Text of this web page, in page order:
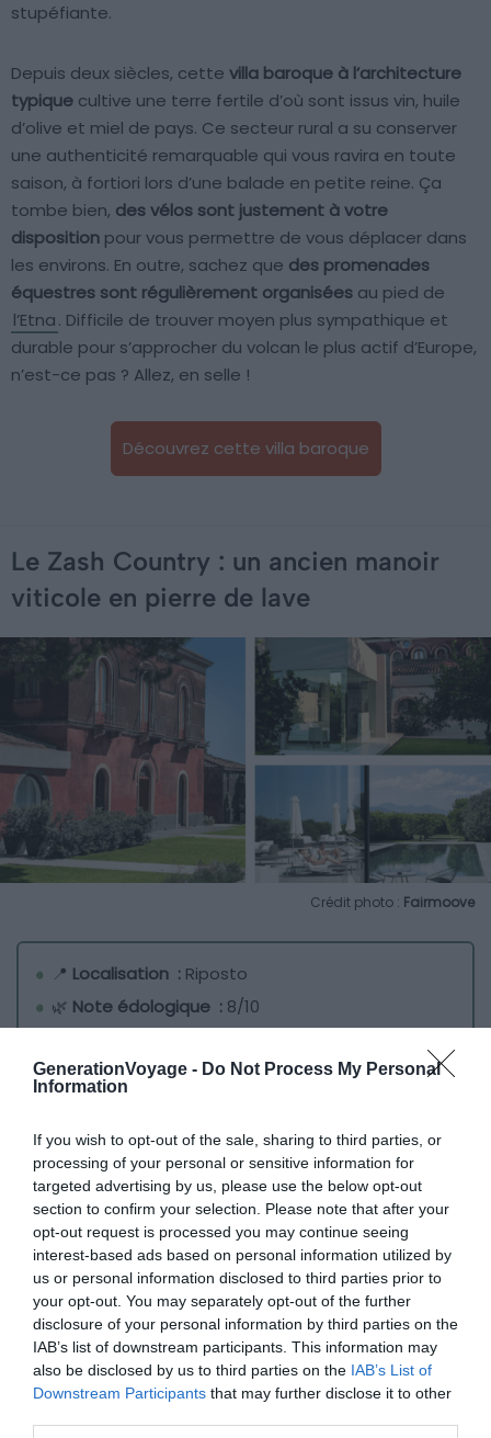
GenerationVoyage - Do Not Process My Personal
Information
If you wish to opt-out of the sale, sharing to third parties, or
processing of your personal or sensitive information for
targeted advertising by us, please use the below opt-out
section to confirm your selection. Please note that after your
opt-out request is processed you may continue seeing
interest-based ads based on personal information utilized by
us or personal information disclosed to third parties prior to
your opt-out. You may separately opt-out of the further
disclosure of your personal information by third parties on the
IAB’s list of downstream participants. This information may
also be disclosed by us to third parties on the IAB’s List of
Downstream Participants that may further disclose it to other
stupéfiante.
Depuis deux siècles, cette villa baroque à l’architecture
typique cultive une terre fertile d’où sont issus vin, huile
d’olive et miel de pays. Ce secteur rural a su conserver
une authenticité remarquable qui vous ravira en toute
saison, à fortiori lors d’une balade en petite reine. Ça
tombe bien, des vélos sont justement à votre
disposition pour vous permettre de vous déplacer dans
les environs. En outre, sachez que des promenades
équestres sont régulièrement organisées au pied de
l’Etna. Difficile de trouver moyen plus sympathique et
durable pour s’approcher du volcan le plus actif d’Europe,
n’est-ce pas ? Allez, en selle !
Découvrez cette villa baroque
Le Zash Country : un ancien manoir
viticole en pierre de lave
Crédit photo : Fairmoove
📍 Localisation : Riposto
🌿 Note édologique : 8/10
des champs environnants
Le Zash Country est un ancien chai des années 1930
transformé en boutique-hôtel de luxe. Cemanoir
d’époque aux murs en pierre de lavepropose 17
chambres et suites tout confort. Certaines d’entre elles
prennent la forme de cubes à baies vitrées nichés au
beau milieu des citronniers. Oui, cet hôtel
écoresponsable en Sicile entretient13 hectares
d’agrumes qui parfument subtilement le domaine. Le
respect de cet environnement naturel est de rigueur,
notamment dans le restaurant étoilé de Giuseppe
Raciti. Accompagné de grands crus classés, le menu
dégustation séduit par son inventivité et la maîtrise des